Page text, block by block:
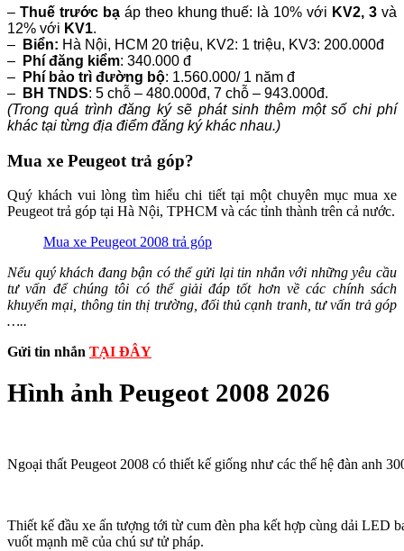
– Thuế trước bạáp theo khung thuế: là 10% với KV2, 3 và
12% với KV1.
–
Biển: Hà Nội, HCM 20 triệu, KV2: 1 triệu, KV3: 200.000đ
–
Phí đăng kiểm: 340.000 đ
–
Phí bảo trì đường bộ: 1.560.000/ 1 năm đ
–
BH TNDS: 5 chỗ – 480.000đ, 7 chỗ – 943.000đ.
(Trong quá trình đăng ký sẽ phát sinh thêm một số chi phí
khác tại từng địa điểm đăng ký khác nhau.)
Mua xe Peugeot trả góp?
Quý khách vui lòng tìm hiểu chi tiết tại một chuyên mục mua xe
Peugeot trả góp tại Hà Nội, TPHCM và các tỉnh thành trên cả nước.
Mua xe Peugeot 2008 trả góp
Nếu quý khách đang bận có thể gửi lại tin nhắn với những yêu cầu
tư vấn để chúng tôi có thể giải đáp tốt hơn về các chính sách
khuyến mại, thông tin thị trường, đối thủ cạnh tranh, tư vấn trả góp
…..
Gửi tin nhắn TẠI ĐÂY
Hình ảnh Peugeot 2008 2026
Ngoại thất Peugeot 2008 có thiết kế giống như các thế hệ đàn anh
Thiết kế đầu xe ấn tượng tới từ cum đèn pha kết hợp cùng dải LED
vuốt mạnh mẽ của chú sư tử pháp.